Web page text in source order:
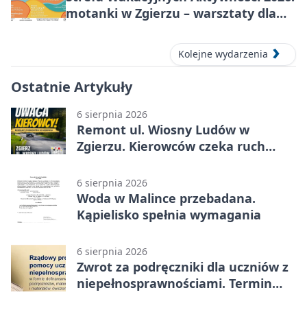
motanki w Zgierzu – warsztaty dla
Kolejne wydarzenia
Ostatnie Artykuły
6 sierpnia 2026
Remont ul. Wiosny Ludów w
Zgierzu. Kierowców czeka ruch
6 sierpnia 2026
Woda w Malince przebadana.
Kąpielisko spełnia wymagania
6 sierpnia 2026
Zwrot za podręczniki dla uczniów z
niepełnosprawnościami. Termin